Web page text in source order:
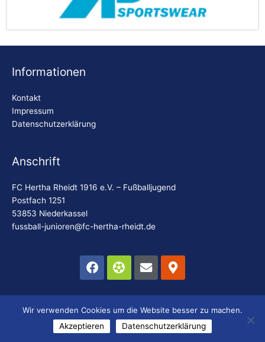
AP Sportswear
Informationen
Kontakt
Impressum
Datenschutzerklärung
Anschrift
FC Hertha Rheidt 1916 e.V. – Fußballjugend
Postfach 1251
53853 Niederkassel
fussball-junioren@fc-hertha-rheidt.de
Facebook
FutbolEnvelope
Map-
marker-
alt
© 2025 FC Hertha Rheidt Fußballjugend | Website erstellt
durch:codebites GbR
Wir verwenden Cookies um die Website besser zu machen.
Akzeptieren
Datenschutzerklärung